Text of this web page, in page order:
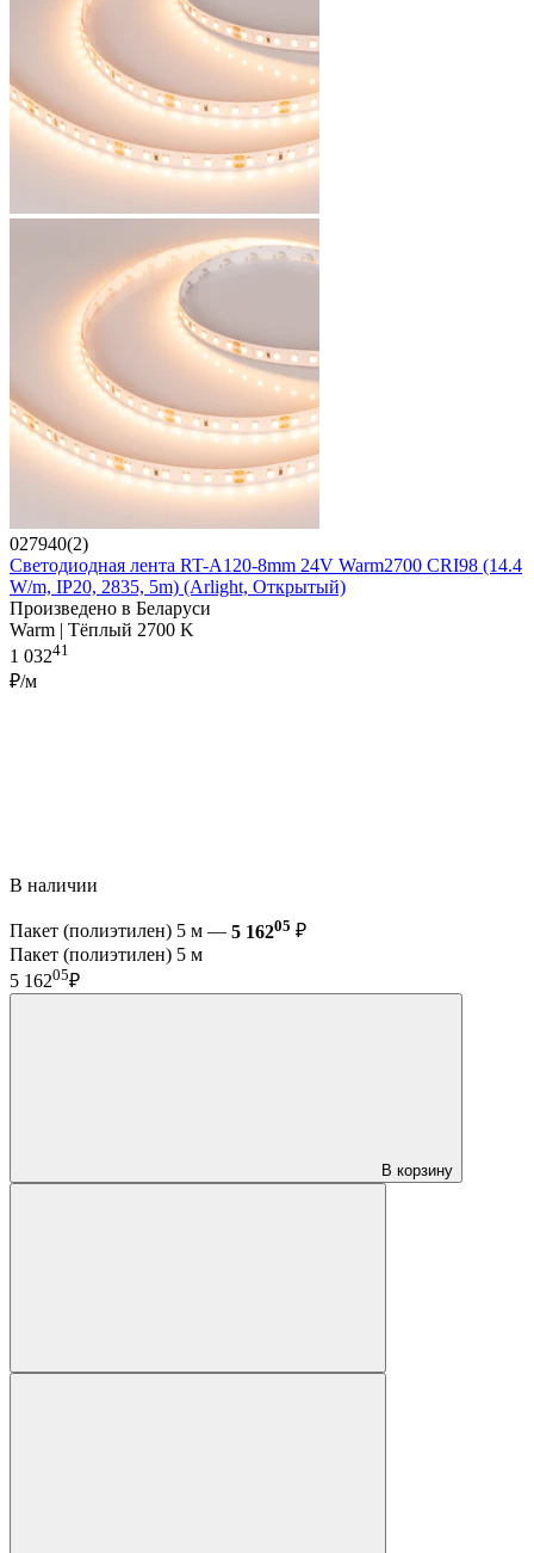
027940(2)
Светодиодная лента RT-A120-8mm 24V Warm2700 CRI98 (14.4
W/m, IP20, 2835, 5m) (Arlight, Открытый)
Произведено в Беларуси
Warm | Тёплый 2700 K
1 03241
₽/м
В наличии
Пакет (полиэтилен) 5 м — 5 16205 ₽
Пакет (полиэтилен) 5 м
5 16205₽
В корзину